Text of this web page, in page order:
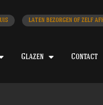
laten bezorgen of zelf
Glazen Contact